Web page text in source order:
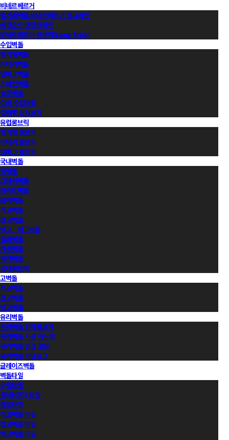
비네르베르거
벨기에벽돌 비네르베르거 정규라인
에겐순드 덴마크라인
비네르베르거 롱브릭(Long Brick)
수입벽돌
벨기에벽돌
이태리벽돌
덴마크벽돌
스페인벽돌
호주벽돌
이외 수입벽돌
컬러별 살펴보기
유럽롱브릭
벨기에 롱브릭
이태리 롱브릭
덴마크 롱브릭
국내벽돌
적벽돌
그레이벽돌
화이트벽돌
블랙벽돌
적고벽돌
청고벽돌
백고ㆍ회고벽돌
컬러벽돌
가공벽돌
유약벽돌
국내롱브릭
고벽돌
적고벽돌
청고벽돌
백고벽돌
유리벽돌
유리벽돌 전제품보기
유리벽돌 시공 매뉴얼
유리벽돌 영상 모음
유리벽돌 카달로그
글레이즈벽돌
벽돌타일
수입타일
롱(와이드) 타일
점토타일
적고벽돌 타일
청고벽돌 타일
백고벽돌 타일